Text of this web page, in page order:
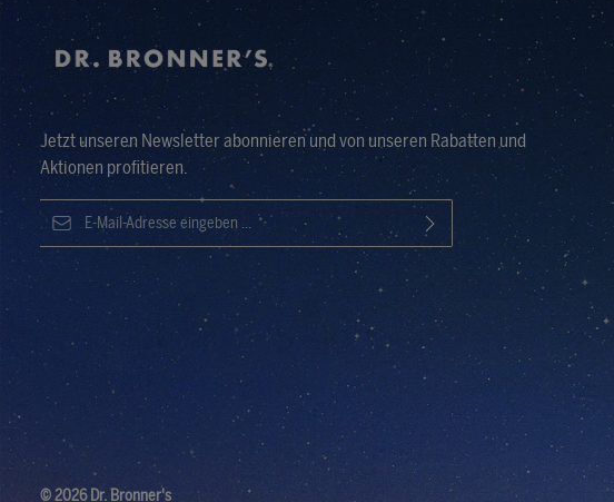
Jetzt unseren Newsletter abonnieren und von unseren Rabatten und
Aktionen profitieren.
E-Mail-Adresse*
Ich habe die Datenschutzbestimmungen
zur Kenntnis
genommen und die
gelesen und bin mit ihnen
einverstanden.
Die mit einem Stern (*) markierten Felder sind Pflichtfelder.
© 2026 Dr. Bronner's